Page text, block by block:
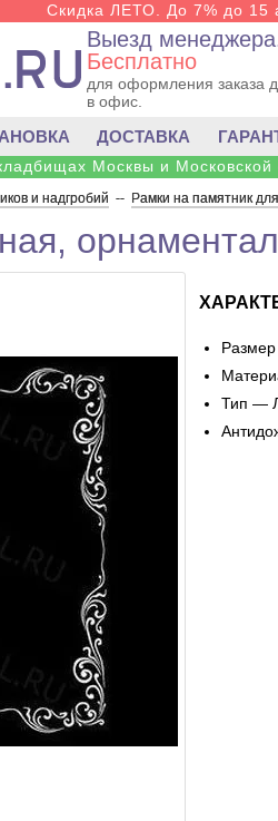
Скидка ЛЕТО. До 7% до 15
Выезд
Бесплатно
для оформления заказа
в офис.
ДОСТАВКА
Москвы и
и надгробий -- Рамки на памятник
Тип —